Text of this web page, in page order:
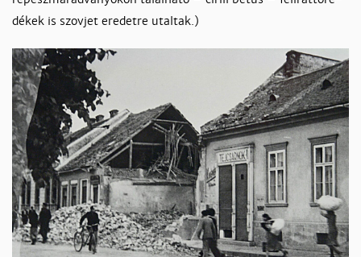
dé­kek is szov­jet ere­det­re utal­tak.)